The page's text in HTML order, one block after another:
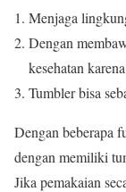
Menjaga
Dengan
kesehatan
Tumbler bisa
Dengan beberapa
dengan memiliki
Jika pemakaian